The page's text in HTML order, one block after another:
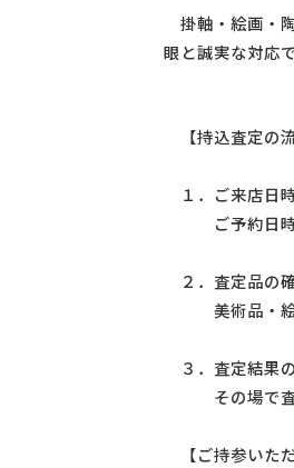
掛軸・絵画・
眼と誠実な対応
【持込査定の流
１．ご来店日
ご予約日時に
２．査定品の
美術品・絵画
３．査定結果
その場で査定
【ご持参いただ